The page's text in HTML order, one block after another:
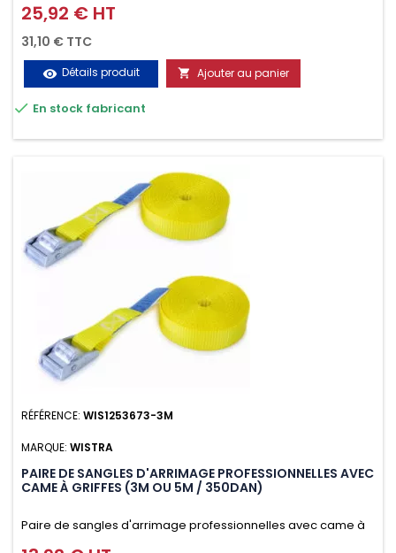
crochet en 2 parties (4.5M + 0.5M / 400daN), simple et rapide
d'utilisation. Permet d'arrimer et de sécuriser
vos chargements pendant le transport. Matière polyester
très résistante aux UV et aux variations de températures,
n'absorbe pas l'eau.
Prix
25,92 € HT
31,10 € TTC
visibility Détails produit  Ajouter au panier
 En stock fabricant
RÉFÉRENCE: WIS1253673-3M
MARQUE: WISTRA
PAIRE DE SANGLES D'ARRIMAGE PROFESSIONNELLES AVEC
CAME À GRIFFES (3M OU 5M / 350DAN)
Paire de sangles d'arrimage professionnelles avec came à